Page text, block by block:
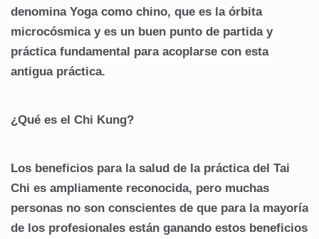
denomina Yoga como chino, que es la órbita
microcósmica y es un buen punto de partida y
práctica fundamental para acoplarse con esta
antigua práctica.
¿Qué es el Chi Kung?
Los beneficios para la salud de la práctica del Tai
Chi es ampliamente reconocida, pero muchas
personas no son conscientes de que para la mayoría
de los profesionales están ganando estos beneficios